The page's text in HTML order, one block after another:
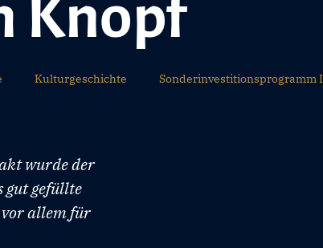
Knopf
Kulturgeschichte Sonderinvestitionsprogramm I
wurde der
gut gefüllte
vor allem für